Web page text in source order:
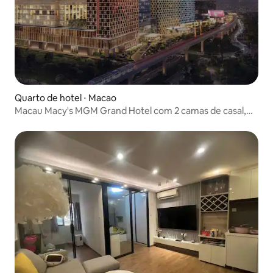
Quarto de hotel ⋅ Macao
Macau Macy's MGM Grand Hotel com 2 camas de casal,
de fazer a reserva.